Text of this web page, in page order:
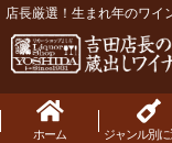
店長厳選！生まれ年のワイ
ホーム ジャンル別